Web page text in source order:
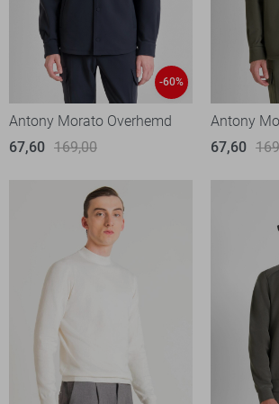
-60%
Antony Morato Overhemd
67,60 169,00
Antony
67,60